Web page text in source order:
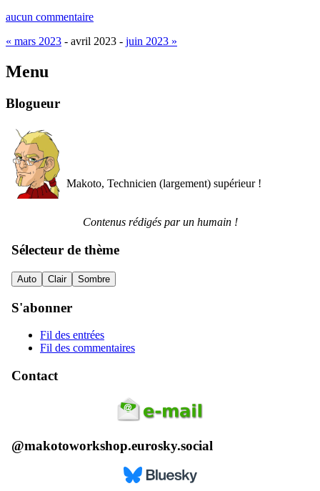
aucun commentaire
« mars 2023 - avril 2023 - juin 2023 »
Menu
Blogueur
Makoto, Technicien (largement) supérieur !
Contenus rédigés par un humain !
Sélecteur de thème
Auto Clair Sombre
S'abonner
Fil des entrées
Fil des commentaires
Contact
@makotoworkshop.eurosky.social